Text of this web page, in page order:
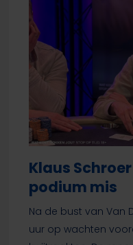
Klaus
podium mis
Na de bust van Van
uur op wachten